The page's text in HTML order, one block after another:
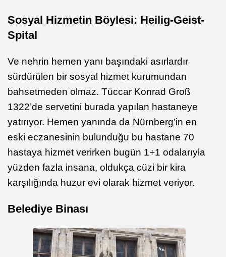
Sosyal Hizmetin Böylesi: Heilig-Geist-
Spital
Ve nehrin hemen yanı başındaki asırlardır
sürdürülen bir sosyal hizmet kurumundan
bahsetmeden olmaz. Tüccar Konrad Groß
1322’de servetini burada yapılan hastaneye
yatırıyor. Hemen yanında da Nürnberg’in en
eski eczanesinin bulunduğu bu hastane 70
hastaya hizmet verirken bugün 1+1 odalarıyla
yüzden fazla insana, oldukça cüzi bir kira
karşılığında huzur evi olarak hizmet veriyor.
Belediye Binası